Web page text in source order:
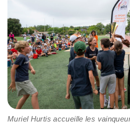
Muriel Hurtis accueille les